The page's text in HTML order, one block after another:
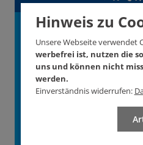
Wie?
Hinweis zu
Unsere Webseite verwendet
werbefrei ist, nutzen die
uns und können nicht
werden.
Einverständnis widerrufen: